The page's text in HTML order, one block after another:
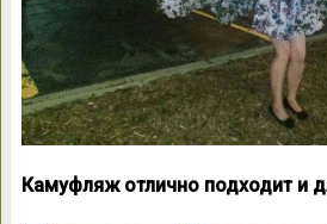
Камуфляж отлично подходит и